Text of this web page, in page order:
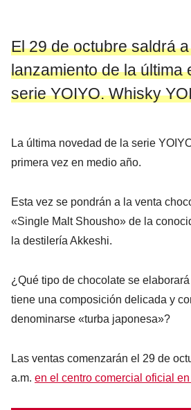
El 29 de octubre saldrá
lanzamiento de la última
serie YOIYO. Whisky
La última novedad de la serie
primera vez en medio año.
Esta vez se pondrán a la venta
«Single Malt Shousho» de la
la destilería Akkeshi.
¿Qué tipo de chocolate se
tiene una composición delicada y
denominarse «turba japonesa»?
Las ventas comenzarán el 29 de
a.m. en el centro comercial oficial